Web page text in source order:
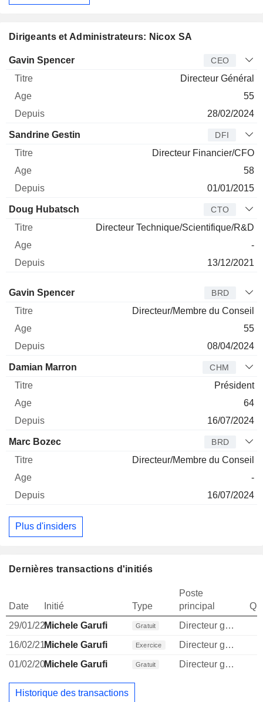
Dirigeants et Administrateurs: Nicox SA
Dirigeant Titre
Gavin Spencer CEO
Directeur Général
55
28/02/2024
Sandrine Gestin DFI
Directeur Financier/CFO
58
01/01/2015
Doug Hubatsch CTO
Directeur Technique/Scientifique/R&D
-
13/12/2021
Administrateur
Gavin Spencer BRD
Directeur/Membre du Conseil
55
08/04/2024
Damian Marron CHM
Président
64
16/07/2024
Marc Bozec BRD
Directeur/Membre du Conseil
-
16/07/2024
Plus d'insiders
Dernières transactions d'initiés
Date Initié Type
Poste
principal
29/01/22Michele Garufi Gratuit Directeur general
16/02/21Michele Garufi Exercice Directeur general
01/02/20Michele Garufi Gratuit Directeur general
Historique des transactions